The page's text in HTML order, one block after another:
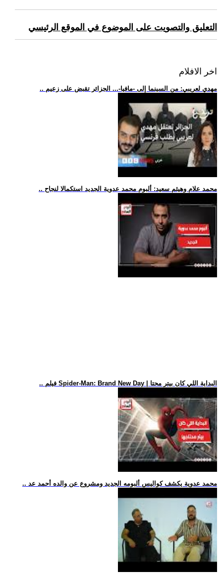
التعليق والتصويت على الموضوع في الموقع الرئيسي
اخر الافلام
.. مهدي لعريبي: من السينما إلى -مافيا-... الجزائر تقبض على زعيم
.. محمد علام وهيثم سعيد: ألبوم محمد عدوية الجديد استكمالا لنجاح
.. فيلم Spider-Man: Brand New Day | البداية اللي كان بيتر محتا
.. محمد عدوية يكشف كواليس ألبومه الجديد ومشروع عن والده أحمد عد